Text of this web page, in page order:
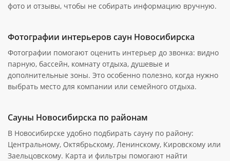
фото и отзывы, чтобы не собирать информацию вручную.
Фотографии интерьеров саун Новосибирска
Фотографии помогают оценить интерьер до звонка: видно
парную, бассейн, комнату отдыха, душевые и
дополнительные зоны. Это особенно полезно, когда нужно
выбрать место для компании или семейного отдыха.
Сауны Новосибирска по районам
В Новосибирске удобно подбирать сауну по району:
Центральному, Октябрьскому, Ленинскому, Кировскому или
Заельцовскому. Карта и фильтры помогают найти